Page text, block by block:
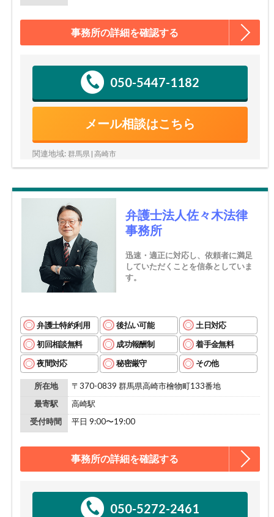
事務所の詳細を確認する
050-5447-1182
メール相談はこちら
関連地域: 群馬県 | 高崎市
弁護士法人佐々木法律
事務所
迅速・適正に対応し、依頼者に満足
していただくことを信条としていま
す。
弁護士特約利用 後払い可能 土日対応
初回相談無料 成功報酬制 着手金無料
夜間対応 秘密厳守 その他
所在地
〒370-0839 群馬県高崎市檜物町133番地
最寄駅
高崎駅
受付時間
平日 9:00〜19:00
事務所の詳細を確認する
050-5272-2461